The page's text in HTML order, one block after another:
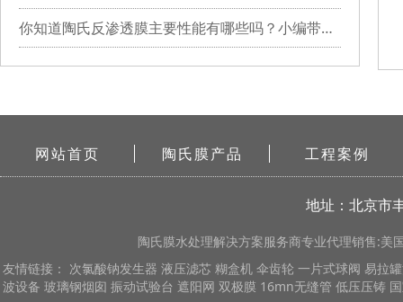
你知道陶氏反渗透膜主要性能有哪些吗？小编带你详细了解
网站首页 陶氏膜产品 工程案例
地址：北京市
陶氏膜水处理解决方案服务商专业代理销售:美
友情链接： 次氯酸钠发生器 液压滤芯 糊盒机 伞齿轮 一片式球阀 易拉
波设备 玻璃钢烟囱 振动试验台 遮阳网 双极膜 16mn无缝管 低压压铸